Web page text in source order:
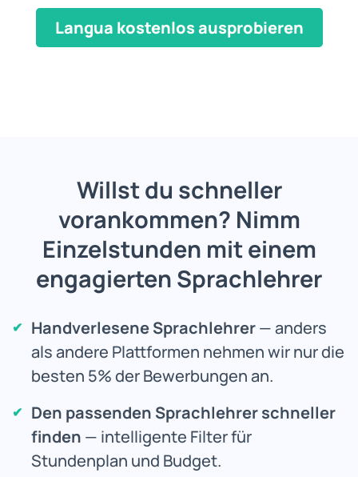
Langua kostenlos ausprobieren
Willst du schneller
vorankommen? Nimm
Einzelstunden mit einem
engagierten Sprachlehrer
Handverlesene Sprachlehrer— anders
als andere Plattformen nehmen wir nur die
besten 5% der Bewerbungen an.
Den passenden Sprachlehrer schneller
finden — intelligente Filter für
Stundenplan und Budget.